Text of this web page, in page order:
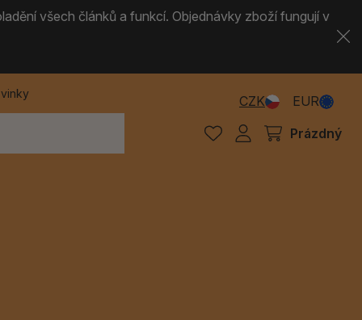
všech článků a funkcí. Objednávky zboží fungují v
CZK
EUR
Prázdný